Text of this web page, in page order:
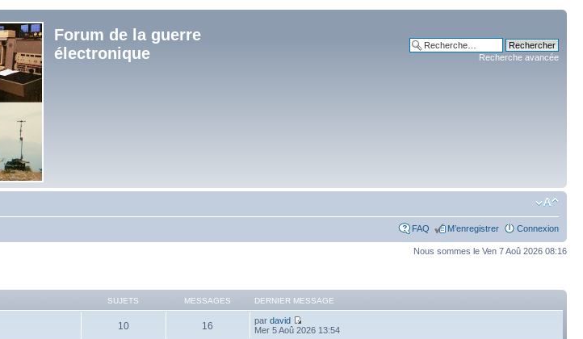
Forum de la guerre
électronique
Recherche avancée
FAQ M’enregistrer Connexion
Nous sommes le Ven 7 Aoû 2026 08:16
SUJETS MESSAGES DERNIER MESSAGE
10 16 pardavid
Mer 5 Aoû 2026 13:54